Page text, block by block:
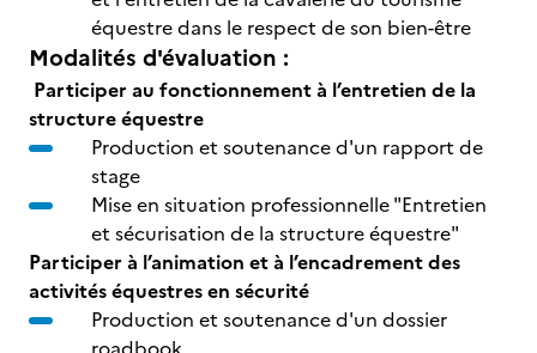
équestre dans le respect de son bien-être
Modalités d'évaluation :
Participer au fonctionnement à l’entretien de la
structure équestre
Production et soutenance d'un rapport de
stage
Mise en situation professionnelle "Entretien
et sécurisation de la structure équestre"
Participer à l’animation et à l’encadrement des
activités équestres en sécurité
Production et soutenance d'un dossier